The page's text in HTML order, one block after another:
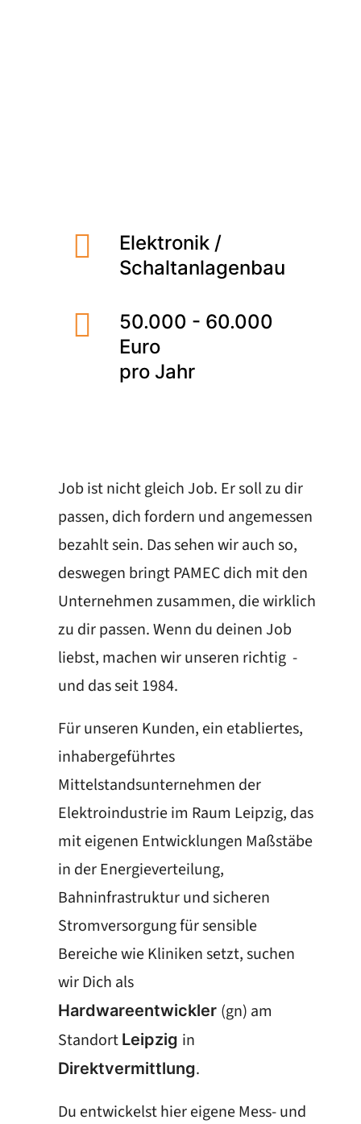
Elektronik /
Schaltanlagenbau
50.000 - 60.000
Euro
pro Jahr
Job ist nicht gleich Job. Er soll zu dir
passen, dich fordern und angemessen
bezahlt sein. Das sehen wir auch so,
deswegen bringt PAMEC dich mit den
Unternehmen zusammen, die wirklich
zu dir passen. Wenn du deinen Job
liebst, machen wir unseren richtig -
und das seit 1984.
Für unseren Kunden, ein etabliertes,
inhabergeführtes
Mittelstandsunternehmen der
Elektroindustrie im Raum Leipzig, das
mit eigenen Entwicklungen Maßstäbe
in der Energieverteilung,
Bahninfrastruktur und sicheren
Stromversorgung für sensible
Bereiche wie Kliniken setzt, suchen
wir Dich als
Hardwareentwickler (gn) am
Standort Leipzig in
Direktvermittlung.
Du entwickelst hier eigene Mess- und